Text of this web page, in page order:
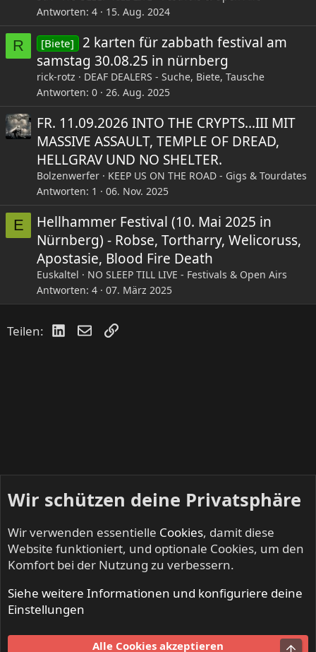
Antworten 4 15. Aug. 2024
R [Biete]
2 karten für zabbath festival am
samstag 30.08.25 in nürnberg
rick-rotz
DEAF DEALERS - Suche, Biete, Tausche
Antworten 0 26. Aug. 2025
FR. 11.09.2026 INTO THE CRYPTS...III MIT
MASSIVE ASSAULT, TEMPLE OF DREAD,
HELLGRAV UND NO SHELTER.
Bolzenwerfer
KEEP US ON THE ROAD - Gigs & Tourdates
Antworten 1 06. Nov. 2025
E
Hellhammer Festival (10. Mai 2025 in
Nürnberg) - Robse, Tortharry, Welicoruss,
Apostasie, Blood Fire Death
Euskaltel
NO SLEEP TILL LIVE - Festivals & Open Airs
Antworten 4 07. März 2025
Teilen: LinkedIn
E-MailLink
NO SLEEP TILL LIVE - Festivals & Open Airs
Wir schützen deine Privatsphäre
Wir verwenden essentielle Cookies, damit diese
Website funktioniert, und optionale Cookies, um den
Komfort bei der Nutzung zu verbessern.
Siehe weitere Informationen und konfiguriere deine
Einstellungen
Alle Cookies akzeptieren